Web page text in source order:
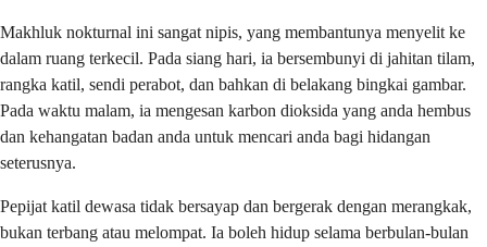
Makhluk nokturnal ini sangat nipis, yang membantunya menyelit ke
dalam ruang terkecil. Pada siang hari, ia bersembunyi di jahitan tilam,
rangka katil, sendi perabot, dan bahkan di belakang bingkai gambar.
Pada waktu malam, ia mengesan karbon dioksida yang anda hembus
dan kehangatan badan anda untuk mencari anda bagi hidangan
seterusnya.
Pepijat katil dewasa tidak bersayap dan bergerak dengan merangkak,
bukan terbang atau melompat. Ia boleh hidup selama berbulan-bulan